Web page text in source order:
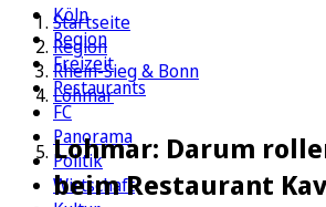
Köln
Region
Freizeit
Restaurants
FC
Panorama
Politik
Wirtschaft
Startseite
Region
Rhein-Sieg & Bonn
Lohmar
Lohmar: Darum
beim Restaurant